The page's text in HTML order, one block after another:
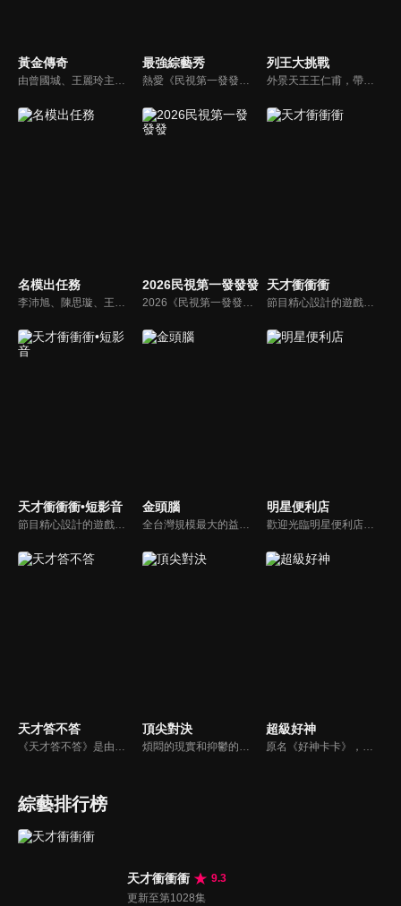
黃金傳奇 最強綜藝秀 列王大挑戰
外景天王王仁甫，帶領初出茅廬、外景界新鮮人的陳漢典攜手主持，兩人各自率領自稱膽大包天的列王藝人團，在節目中相互挑戰對方害怕的極限，集結恐懼、互整、爆笑等綜藝效果，讓觀眾看看藝人們最野生的真情流露！
名模出任務
李沛旭、陳思璇、王尹平、杜詩梅與大愷等人，卸下名模華麗外表、包袱，全力闖關！全台灣顏值最高的外景實境真人秀節目，名模們又會激盪什麼逗趣爆笑的場面呢？
2026民視第一發發發
2026《民視第一發發發》由陳美鳳、白冰冰、陽帆、侯怡君、阿翔、白家綺、賴慧如、籃籃以及郭忠祐擔任主持人，集結百位豪華陣容向觀眾拜年。節目分成四大段：百人大開場「馬年吉祥迎新春」、歌舞單元「躍馬揚鞭慶豐年」、明星運動會「馬到成功萬象新」、益智遊戲的「萬馬奔騰慶團圓」。
天才衝衝衝
節目精心設計的遊戲內容，包括深受觀眾喜愛並且火紅於各大專院校的【TEMPO系列】，考驗藝人用肢體表達能力以及聯想能力的【你是WORD演】、【會演是英雄】，考驗英文程度的【EAR傳耳ABC】，超簡單、超爆笑的【看你怎麼說】，以及考驗藝人反應、機智以及隊友默契的【不可能的默契】等單元，逗趣又爆笑！
天才衝衝衝•短影音
節目精心設計的遊戲內容，包括深受觀眾喜愛並且火紅於各大專院校的【TEMPO系列】，考驗藝人用肢體表達能力以及聯想能力的【你是WORD演】、【會演是英雄】，考驗英文程度的【EAR傳耳ABC】，超簡單、超爆笑的【看你怎麼說】，以及考驗藝人反應、機智以及隊友默契的【不可能的默契】等單元，逗趣又爆笑！
金頭腦
全台灣規模最大的益智節目，首創棚內與外景並重，聰明的觀眾動動腦，尋找各行各業最聰明的人，打造與上班族生活圈最貼近的百人大型益智節目！
明星便利店
歡迎光臨明星便利店！你覺得便利店裡面有什麼？關東煮？茶葉蛋？還是讓你尖叫的大明星？一家擁有明星的便利店，到底有多稀奇，你會不會想要光臨呢？
天才答不答
《天才答不答》是由吳宗憲和吳怡霈共同主持的益智節目。節目設立高額的獎金來考驗藝人們真實的人性，同時將題目立體化，讓你身歷其境去冒險答題。更有哪些出乎意料的處罰，讓藝人羞愧的不想再答錯！一個最接近「人性」與「真實」的益智節目，現在就讓吳宗憲帶你輕鬆玩轉知識。
頂尖對決
煩悶的現實和抑鬱的社會，你需要的就是笑、大聲笑、開口笑，《頂尖對決》就要你笑到落ㄟ骸，最具綜藝實力的庹宗康，和喜感十足的納豆各自領軍對抗，藝人搞笑pk笑果十足，《頂尖對決》讓你忘掉一週煩惱！
超級好神
原名《好神卡卡》，後改名為《超級好神》，是一檔益智類綜藝節目，由「A咖天王」徐乃麟搭配黃鐙輝主持。「好神智慧王」、「好神記憶王」、「誰是爆點王」、「好神送好禮」四個單元，讓來賓一較高下。比反應，比記憶，比機智，比膽識，幸運女神的眷顧與遠離永遠都是個未知數！
綜藝排行榜
天才衝衝衝
9.3
更新至第1028集